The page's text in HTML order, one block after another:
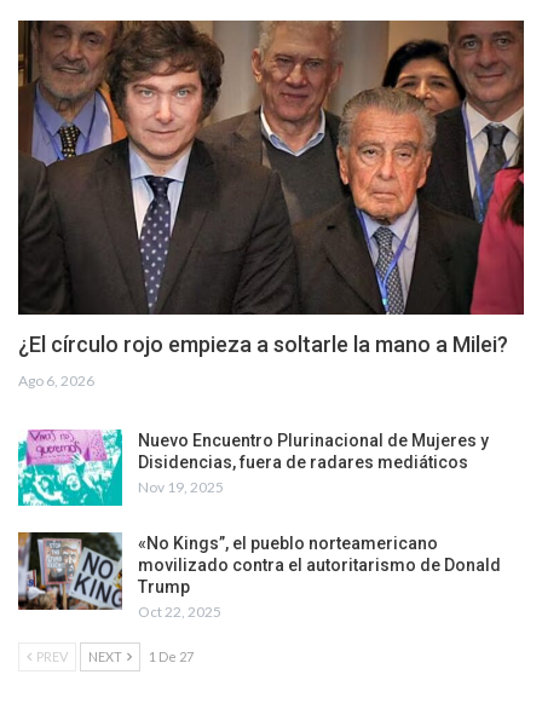
¿El círculo rojo empieza a soltarle la mano a Milei?
Ago 6, 2026
Nuevo Encuentro Plurinacional de Mujeres y
Disidencias, fuera de radares mediáticos
Nov 19, 2025
«No Kings”, el pueblo norteamericano
movilizado contra el autoritarismo de Donald
Trump
Oct 22, 2025
PREV NEXT 1 De 27